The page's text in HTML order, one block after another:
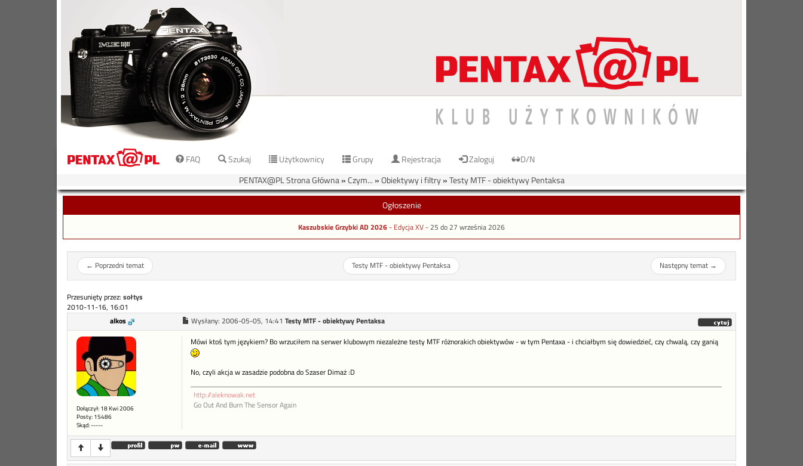
FAQ Szukaj Użytkownicy Grupy Rejestracja Zaloguj
D/N
PENTAX@PL Strona Główna»Czym... »Obiektywy i filtry»Testy MTF - obiektywy Pentaksa
Ogłoszenie
Kaszubskie Grzybki AD 2026- Edycja XV -25 do 27 września 2026
← Poprzedni temat Testy MTF - obiektywy Pentaksa Następny temat→
Przesunięty przez: sołtys
2010-11-16, 16:01
alkos
Wysłany: 2006-05-05, 14:41 Testy MTF - obiektywy Pentaksa
Dołączył: 18 Kwi 2006
Posty: 15486
Skąd: -----
Mówi ktoś tym językiem? Bo wrzuciłem na serwer klubowym niezależne testy MTF różnorakich obiektywów - w tym Pentaxa - i chciałbym się dowiedzieć, czy chwalą, czy ganią
No, czyli akcja w zasadzie podobna do Szaser Dimaż :D
http://aleknowak.net
Go Out And Burn The Sensor Again